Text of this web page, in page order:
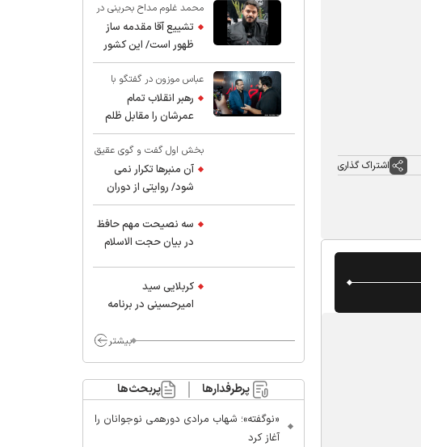
اشتراک گذاری
محمد غلوم مداح بحرینی در
گفت و گو با عقیق:
تشییع آقا مقدمه ساز
ظهور است/ این کشور
صاحب دارد
عباس موزون در گفتگو با
عقیق:رهبر انقلاب تمام
عمرشان را مقابل ظلم
ایستادند پس نباید از
شهادت ایشان شگفت
زده شد
بخش اول گفت و گوی عقیق
با استاد حسین انصاریان:
آن منبرها تکرار نمی
شود/ روایتی از دوران
کودکی و نوجوانی این
واعظ بزرگ و نویسنده و
پژوهشگر جهان اسلام
سه نصیحت مهم حافظ
در بیان حجت الاسلام
کربلایی سید
امیر‌حسینی در برنامه
محسن چاوشی چه
مراقب ماست/ مردم
دهن تفرقه افکنان بزنند
بیشتر
پرطرفدارها پربحث‌ها
«نوگفته»؛ شهاب مرادی دورهمی نوجوانان را
آغاز کرد